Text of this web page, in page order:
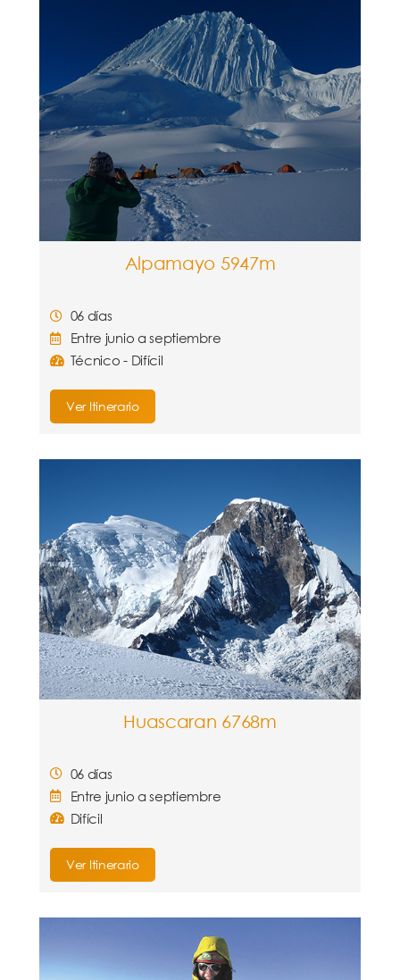
Alpamayo 5947m
06 días
Entre junio a septiembre
Técnico - Difícil
Ver Itinerario
Huascaran 6768m
06 días
Entre junio a septiembre
Difícil
Ver Itinerario